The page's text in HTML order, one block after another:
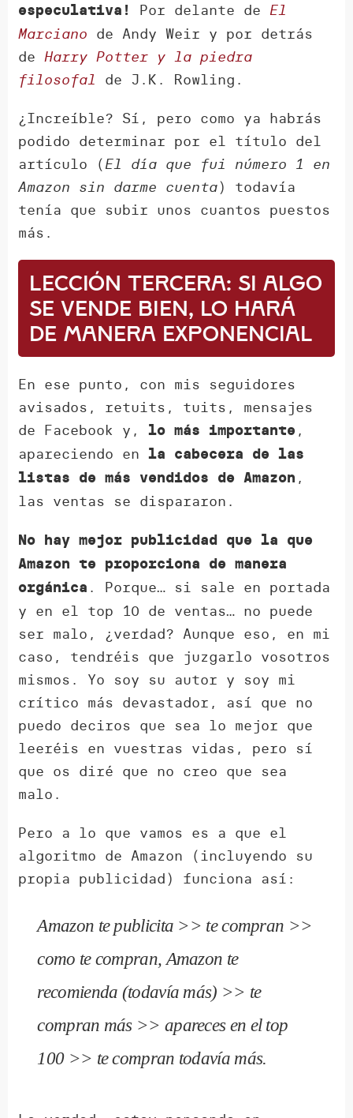
especulativa!
Por delante deEl
Marciano de Andy Weir y por detrás
deHarry Potter y la piedra
filosofal
de J.K. Rowling.
¿Increíble? Sí, pero como ya habrás
podido determinar por el título del
artículo (El día que fui número 1 en
Amazon sin darme cuenta) todavía
tenía que subir unos cuantos puestos
más.
Lección tercera: si algo
se vende bien, lo hará
de manera exponencial
En ese punto, con mis seguidores
avisados, retuits, tuits, mensajes
de Facebook y,lo más importante ,
apareciendo enla cabecera de las
listas de más vendidos de Amazon ,
las ventas se dispararon.
No hay mejor publicidad que la que
Amazon te proporciona de manera
orgánica . Porque… si sale en portada
y en el top 10 de ventas… no puede
ser malo, ¿verdad? Aunque eso, en mi
caso, tendréis que juzgarlo vosotros
mismos. Yo soy su autor y soy mi
crítico más devastador, así que no
puedo deciros que sea lo mejor que
leeréis en vuestras vidas, pero sí
que os diré que no creo que sea
malo.
Pero a lo que vamos es a que el
algoritmo de Amazon (incluyendo su
propia publicidad) funciona así:
Amazon te publicita >> te compran >>
como te compran, Amazon te
recomienda (todavía más) >> te
compran más >> apareces en el top
100 >> te compran todavía más.